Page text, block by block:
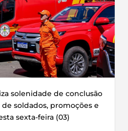
solenidade de conclusão
soldados, promoções e
sexta-feira (03)